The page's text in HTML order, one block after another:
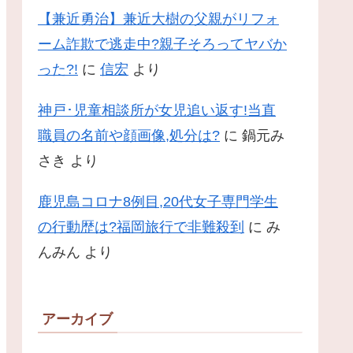
【兼近勇治】兼近大樹の父親がリフォ
ーム詐欺で逃走中?親子そろってヤバか
った?! に 信宏 より
神戸･児童相談所が女児追い返す!当直
職員の名前や顔画像,処分は? に 鍋元み
さき より
鹿児島コロナ8例目,20代女子専門学生
の行動歴は?福岡旅行で非難殺到 に み
んみん より
アーカイブ